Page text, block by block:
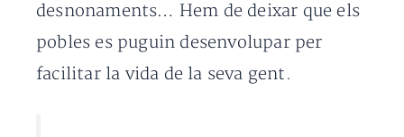
desnonaments… Hem de deixar que els
pobles es puguin desenvolupar per
facilitar la vida de la seva gent.